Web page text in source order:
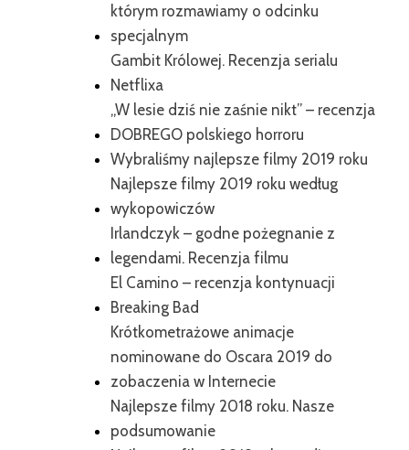
którym rozmawiamy o odcinku
specjalnym
Gambit Królowej. Recenzja serialu
Netflixa
„W lesie dziś nie zaśnie nikt” – recenzja
DOBREGO polskiego horroru
Wybraliśmy najlepsze filmy 2019 roku
Najlepsze filmy 2019 roku według
wykopowiczów
Irlandczyk – godne pożegnanie z
legendami. Recenzja filmu
El Camino – recenzja kontynuacji
Breaking Bad
Krótkometrażowe animacje
nominowane do Oscara 2019 do
zobaczenia w Internecie
Najlepsze filmy 2018 roku. Nasze
podsumowanie